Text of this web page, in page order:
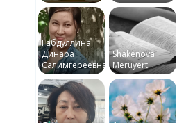
Габдуллина
Динара
Салимгереевна
Shakenova
Meruyert